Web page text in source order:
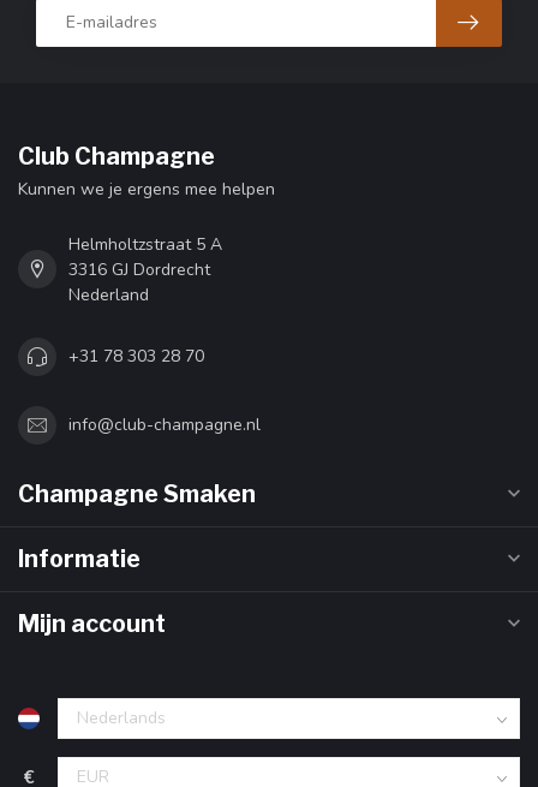
Club Champagne
Kunnen we je ergens mee helpen
Helmholtzstraat 5 A
3316 GJ Dordrecht
Nederland
+31 78 303 28 70
info@club-champagne.nl
Champagne Smaken
Informatie
Mijn account
€